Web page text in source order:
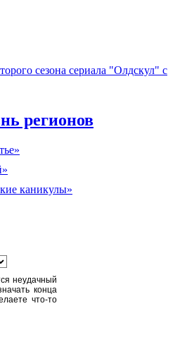
сезона сериала "Олдскул" с
регионов
каникулы»
неудачный
конца
что-то